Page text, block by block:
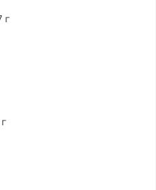
г